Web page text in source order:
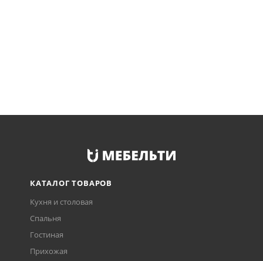
КАТАЛОГ ТОВАРОВ
Кухня и столовая
Спальня
Гостиная
Прихожая